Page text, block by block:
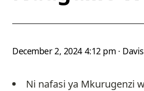
December 2, 2024 4:12 pm ·
Ni nafasi ya Mkurugenzi